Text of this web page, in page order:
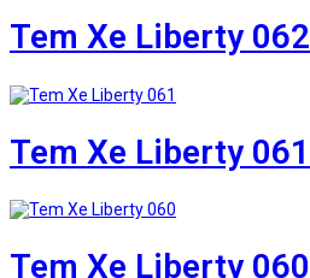
Tem Xe Liberty 062
Tem Xe Liberty 061
Tem Xe Liberty 060